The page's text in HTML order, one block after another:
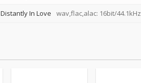
Distantly In Love wav,flac,alac: 16bit/44.1kHz